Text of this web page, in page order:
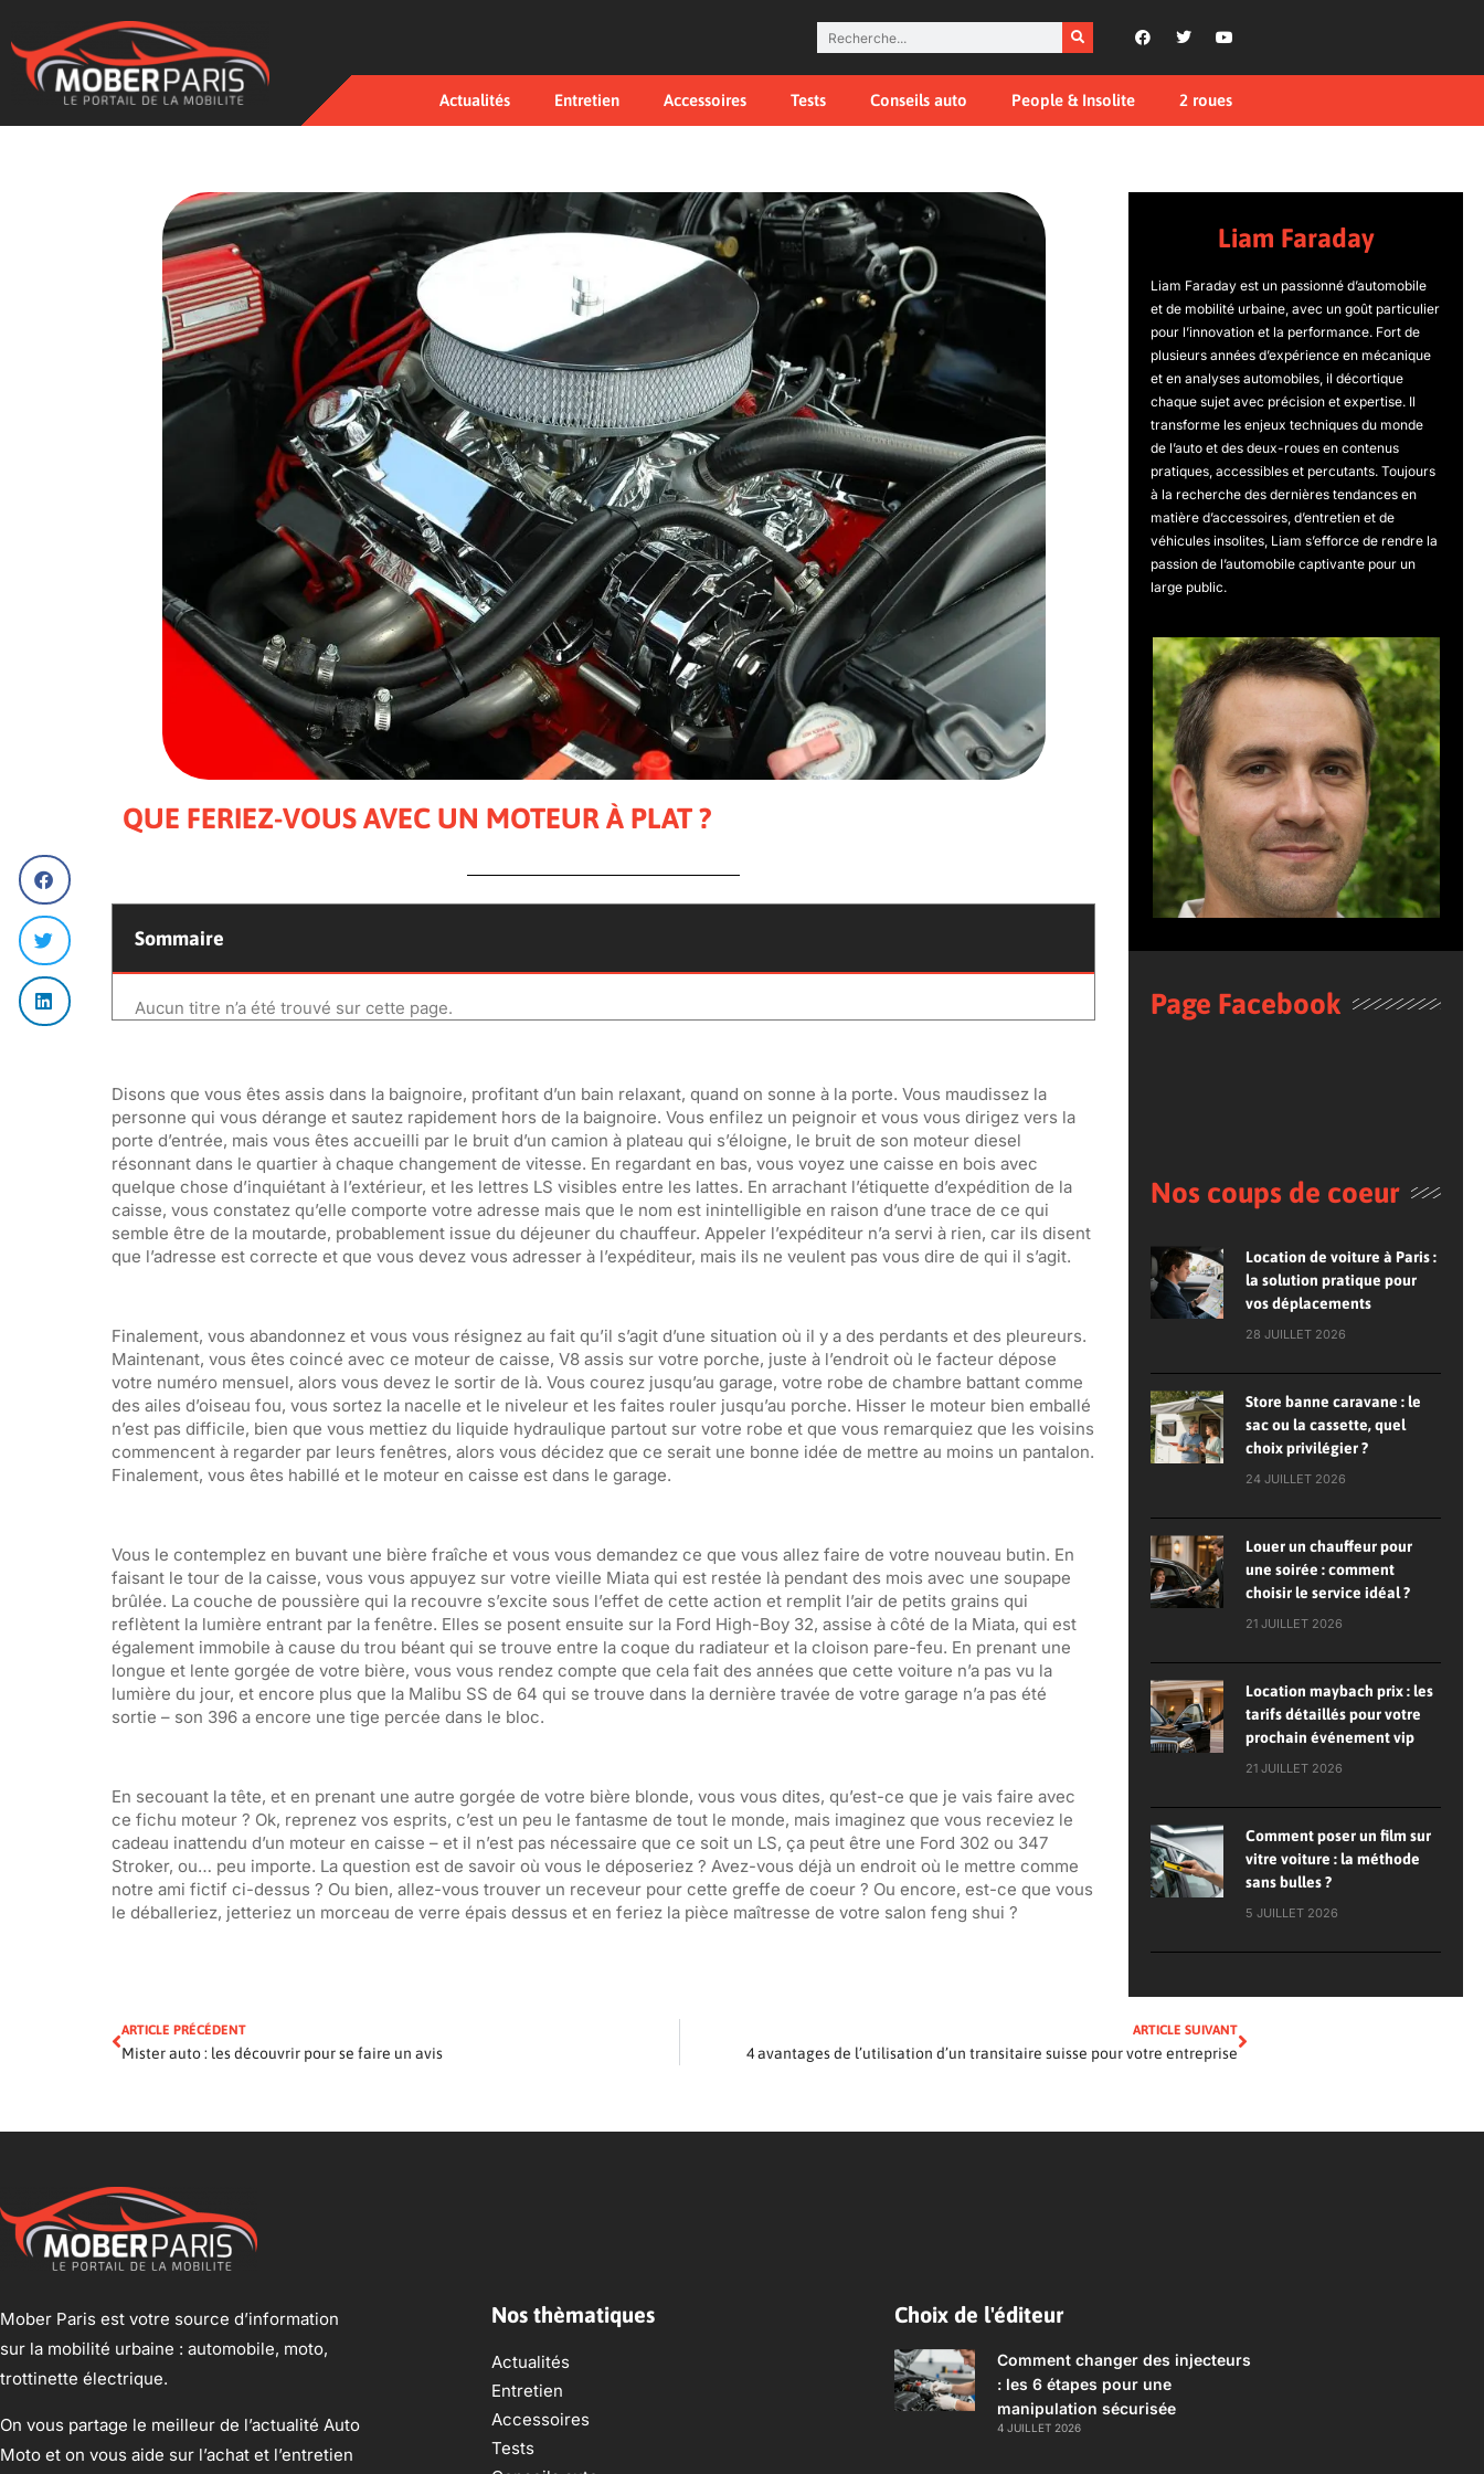
Actualités Entretien Accessoires Tests Conseils auto People & Insolite 2 roues
QUE FERIEZ-VOUS AVEC UN MOTEUR À PLAT ?
Sommaire
Aucun titre n’a été trouvé sur cette page.
Disons que vous êtes assis dans la baignoire, profitant d’un bain relaxant, quand on sonne à la porte. Vous maudissez la
personne qui vous dérange et sautez rapidement hors de la baignoire. Vous enfilez un peignoir et vous vous dirigez vers la
porte d’entrée, mais vous êtes accueilli par le bruit d’un camion à plateau qui s’éloigne, le bruit de son moteur diesel
résonnant dans le quartier à chaque changement de vitesse. En regardant en bas, vous voyez une caisse en bois avec
quelque chose d’inquiétant à l’extérieur, et les lettres LS visibles entre les lattes. En arrachant l’étiquette d’expédition de la
caisse, vous constatez qu’elle comporte votre adresse mais que le nom est inintelligible en raison d’une trace de ce qui
semble être de la moutarde, probablement issue du déjeuner du chauffeur. Appeler l’expéditeur n’a servi à rien, car ils disent
que l’adresse est correcte et que vous devez vous adresser à l’expéditeur, mais ils ne veulent pas vous dire de qui il s’agit.
Finalement, vous abandonnez et vous vous résignez au fait qu’il s’agit d’une situation où il y a des perdants et des pleureurs.
Maintenant, vous êtes coincé avec ce moteur de caisse, V8 assis sur votre porche, juste à l’endroit où le facteur dépose
votre numéro mensuel, alors vous devez le sortir de là. Vous courez jusqu’au garage, votre robe de chambre battant comme
des ailes d’oiseau fou, vous sortez la nacelle et le niveleur et les faites rouler jusqu’au porche. Hisser le moteur bien emballé
n’est pas difficile, bien que vous mettiez du liquide hydraulique partout sur votre robe et que vous remarquiez que les voisins
commencent à regarder par leurs fenêtres, alors vous décidez que ce serait une bonne idée de mettre au moins un pantalon.
Finalement, vous êtes habillé et le moteur en caisse est dans le garage.
Vous le contemplez en buvant une bière fraîche et vous vous demandez ce que vous allez faire de votre nouveau butin. En
faisant le tour de la caisse, vous vous appuyez sur votre vieille Miata qui est restée là pendant des mois avec une soupape
brûlée. La couche de poussière qui la recouvre s’excite sous l’effet de cette action et remplit l’air de petits grains qui
reflètent la lumière entrant par la fenêtre. Elles se posent ensuite sur la Ford High-Boy 32, assise à côté de la Miata, qui est
également immobile à cause du trou béant qui se trouve entre la coque du radiateur et la cloison pare-feu. En prenant une
longue et lente gorgée de votre bière, vous vous rendez compte que cela fait des années que cette voiture n’a pas vu la
lumière du jour, et encore plus que la Malibu SS de 64 qui se trouve dans la dernière travée de votre garage n’a pas été
sortie – son 396 a encore une tige percée dans le bloc.
En secouant la tête, et en prenant une autre gorgée de votre bière blonde, vous vous dites, qu’est-ce que je vais faire avec
ce fichu moteur ? Ok, reprenez vos esprits, c’est un peu le fantasme de tout le monde, mais imaginez que vous receviez le
cadeau inattendu d’un moteur en caisse – et il n’est pas nécessaire que ce soit un LS, ça peut être une Ford 302 ou 347
Stroker, ou… peu importe. La question est de savoir où vous le déposeriez ? Avez-vous déjà un endroit où le mettre comme
notre ami fictif ci-dessus ? Ou bien, allez-vous trouver un receveur pour cette greffe de coeur ? Ou encore, est-ce que vous
le déballeriez, jetteriez un morceau de verre épais dessus et en feriez la pièce maîtresse de votre salon feng shui ?
Liam Faraday
Liam Faraday est un passionné d’automobile
et de mobilité urbaine, avec un goût particulier
pour l’innovation et la performance. Fort de
plusieurs années d’expérience en mécanique
et en analyses automobiles, il décortique
chaque sujet avec précision et expertise. Il
transforme les enjeux techniques du monde
de l’auto et des deux-roues en contenus
pratiques, accessibles et percutants. Toujours
à la recherche des dernières tendances en
matière d’accessoires, d’entretien et de
véhicules insolites, Liam s’efforce de rendre la
passion de l’automobile captivante pour un
large public.
Page Facebook
Nos coups de coeur
Location de voiture à Paris :
la solution pratique pour
vos déplacements
28 JUILLET 2026
Store banne caravane : le
sac ou la cassette, quel
choix privilégier ?
24 JUILLET 2026
Louer un chauffeur pour
une soirée : comment
choisir le service idéal ?
21 JUILLET 2026
Location maybach prix : les
tarifs détaillés pour votre
prochain événement vip
21 JUILLET 2026
Comment poser un film sur
vitre voiture : la méthode
sans bulles ?
5 JUILLET 2026
ARTICLE PRÉCÉDENT
Mister auto : les découvrir pour se faire un avis
ARTICLE SUIVANT
4 avantages de l’utilisation d’un transitaire suisse pour votre entreprise
Mober Paris est votre source d’information
sur la mobilité urbaine : automobile, moto,
trottinette électrique.
On vous partage le meilleur de l’actualité Auto
Moto et on vous aide sur l’achat et l’entretien
Nos thèmatiques
Actualités
Entretien
Accessoires
Tests
Choix de l'éditeur
Comment changer des injecteurs
: les 6 étapes pour une
manipulation sécurisée
4 JUILLET 2026